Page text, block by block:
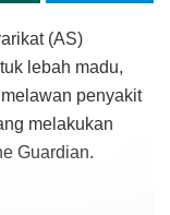
(AS)
lebah madu,
penyakit
melakukan
Guardian.